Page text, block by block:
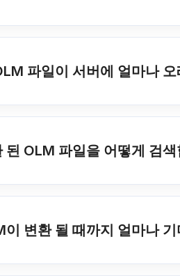
파일이 서버에 얼마나
된 OLM 파일을 어떻게 검
이 변환 될 때까지 얼마나